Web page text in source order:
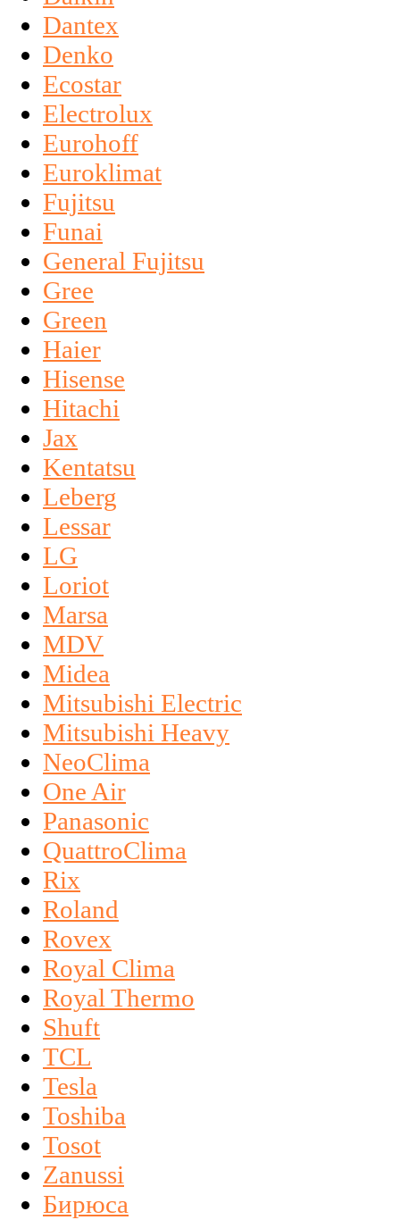
Dantex
Denko
Ecostar
Electrolux
Eurohoff
Euroklimat
Fujitsu
Funai
General Fujitsu
Gree
Green
Haier
Hisense
Hitachi
Jax
Kentatsu
Leberg
Lessar
LG
Loriot
Marsa
MDV
Midea
Mitsubishi Electric
Mitsubishi Heavy
NeoClima
One Air
Panasonic
QuattroClima
Rix
Roland
Rovex
Royal Clima
Royal Thermo
Shuft
TCL
Tesla
Toshiba
Tosot
Zanussi
Бирюса